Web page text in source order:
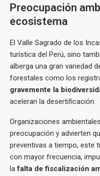
Preocupación
ecosistema
El Valle Sagrado de los
turística del Perú, sino
alberga una gran variedad
forestales como los
gravemente la
aceleran la desertificación.
Organizaciones
preocupación y advierten
preventivas a tiempo, este
con mayor frecuencia,
lafalta de fiscalización